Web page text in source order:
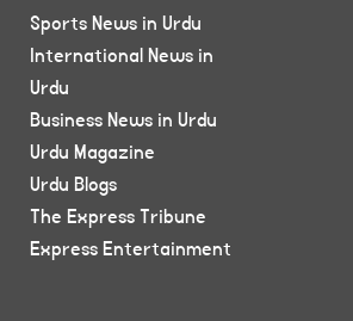
Sports News in Urdu
International News in
Urdu
Business News in Urdu
Urdu Magazine
Urdu Blogs
The Express Tribune
Express Entertainment